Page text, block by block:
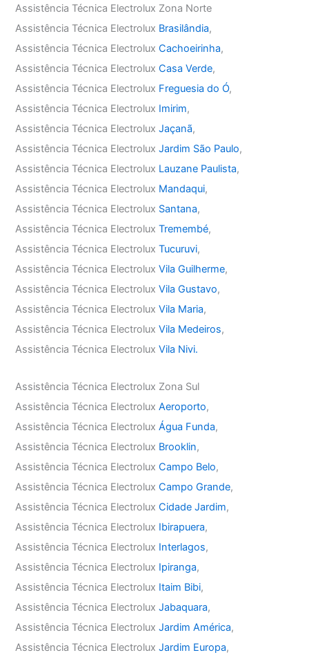
Assistência Técnica Electrolux Zona Norte
Assistência Técnica Electrolux Brasilândia,
Assistência Técnica ElectroluxCachoeirinha,
Assistência Técnica ElectroluxCasa Verde,
Assistência Técnica Electrolux Freguesia do Ó,
Assistência Técnica Electrolux Imirim,
Assistência Técnica ElectroluxJaçanã,
Assistência Técnica ElectroluxJardim São Paulo,
Assistência Técnica Electrolux Lauzane Paulista,
Assistência Técnica Electrolux Mandaqui,
Assistência Técnica Electrolux Santana,
Assistência Técnica ElectroluxTremembé,
Assistência Técnica ElectroluxTucuruvi,
Assistência Técnica ElectroluxVila Guilherme,
Assistência Técnica ElectroluxVila Gustavo,
Assistência Técnica ElectroluxVila Maria,
Assistência Técnica ElectroluxVila Medeiros,
Assistência Técnica ElectroluxVila Nivi.
Assistência Técnica Electrolux Zona Sul
Assistência Técnica ElectroluxAeroporto,
Assistência Técnica ElectroluxÁgua Funda,
Assistência Técnica Electrolux Brooklin,
Assistência Técnica ElectroluxCampo Belo,
Assistência Técnica ElectroluxCampo Grande,
Assistência Técnica ElectroluxCidade Jardim,
Assistência Técnica Electrolux Ibirapuera,
Assistência Técnica Electrolux Interlagos,
Assistência Técnica Electrolux Ipiranga,
Assistência Técnica Electrolux Itaim Bibi,
Assistência Técnica ElectroluxJabaquara,
Assistência Técnica ElectroluxJardim América,
Assistência Técnica ElectroluxJardim Europa,